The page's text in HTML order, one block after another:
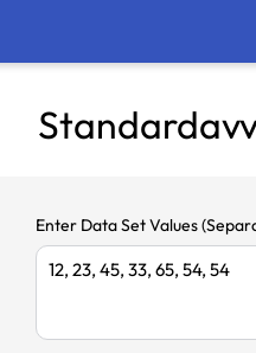
Enter Data Set Values